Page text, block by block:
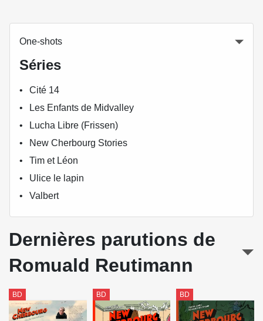
One-shots
Séries
Cité 14
Les Enfants de Midvalley
Lucha Libre (Frissen)
New Cherbourg Stories
Tim et Léon
Ulice le lapin
Valbert
Dernières parutions de
Romuald Reutimann
BD BD BD